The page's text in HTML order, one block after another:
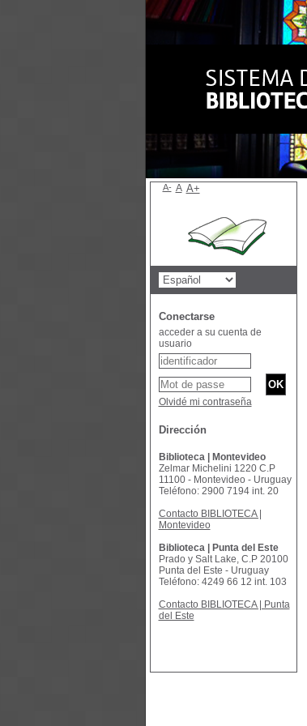
A- A A+
Conectarse
acceder a su cuenta de
usuario
Olvidé mi contraseña
Dirección
Biblioteca | Montevideo
Zelmar Michelini 1220 C.P
11100 - Montevideo - Uruguay
Teléfono: 2900 7194 int. 20
Contacto BIBLIOTECA |
Montevideo
Biblioteca | Punta del Este
Prado y Salt Lake, C.P 20100
Punta del Este - Uruguay
Teléfono: 4249 66 12 int. 103
Contacto BIBLIOTECA | Punta
del Este